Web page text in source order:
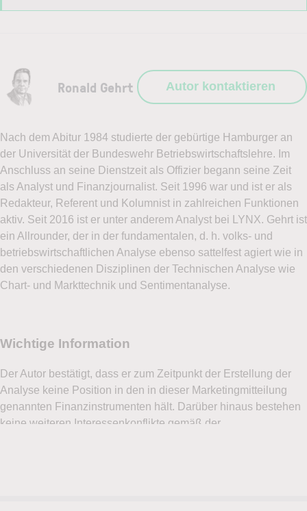
Ronald Gehrt Autor kontaktieren
Nach dem Abitur 1984 studierte der gebürtige Hamburger an
der Universität der Bundeswehr Betriebswirtschaftslehre. Im
Anschluss an seine Dienstzeit als Offizier begann seine Zeit
als Analyst und Finanzjournalist. Seit 1996 war und ist er als
Redakteur, Referent und Kolumnist in zahlreichen Funktionen
aktiv. Seit 2016 ist er unter anderem Analyst bei LYNX. Gehrt ist
ein Allrounder, der in der fundamentalen, d. h. volks- und
betriebswirtschaftlichen Analyse ebenso sattelfest agiert wie in
den verschiedenen Disziplinen der Technischen Analyse wie
Chart- und Markttechnik und Sentimentanalyse.